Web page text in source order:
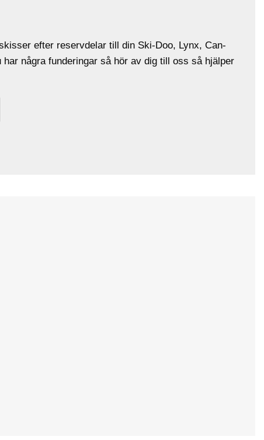
efter reservdelar till din Ski-Doo, Lynx, Can-
har några funderingar så hör av dig till oss så hjälper